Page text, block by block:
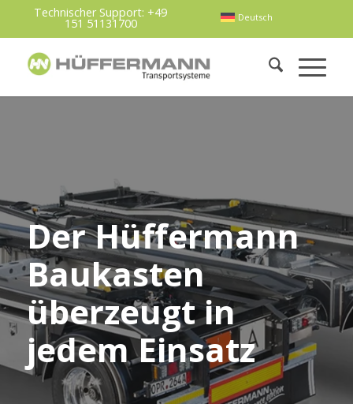
Deutsch
Technischer Support: +49
151 51131700
Der Hüffermann
Baukasten
überzeugt in
jedem Einsatz